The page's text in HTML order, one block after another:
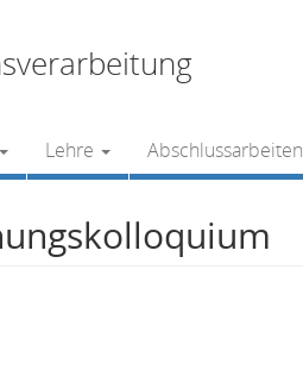
Lehre Abschlussarbeiten